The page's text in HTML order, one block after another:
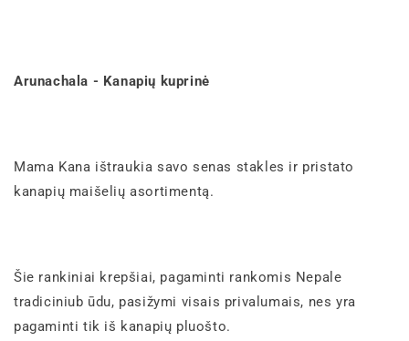
Arunachala - Kanapių kuprinė
Mama Kana ištraukia savo senas stakles ir pristato
kanapių maišelių asortimentą.
Šie rankiniai krepšiai, pagaminti rankomis Nepale
tradiciniub ūdu, pasižymi visais privalumais, nes yra
pagaminti tik iš kanapių pluošto.